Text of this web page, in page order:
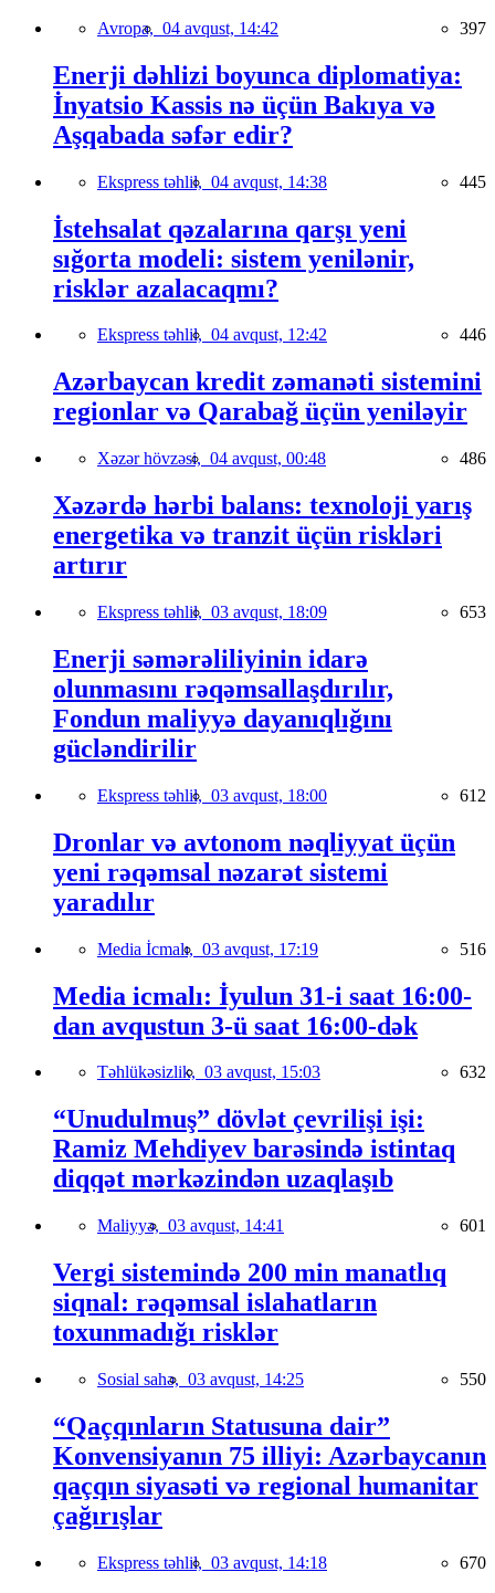
Avropa, 04 avqust, 14:42 397
Enerji dəhlizi boyunca diplomatiya:
İnyatsio Kassis nə üçün Bakıya və
Aşqabada səfər edir?
Ekspress təhlil, 04 avqust, 14:38 445
İstehsalat qəzalarına qarşı yeni
sığorta modeli: sistem yenilənir,
risklər azalacaqmı?
Ekspress təhlil, 04 avqust, 12:42 446
Azərbaycan kredit zəmanəti sistemini
regionlar və Qarabağ üçün yeniləyir
Xəzər hövzəsi, 04 avqust, 00:48 486
Xəzərdə hərbi balans: texnoloji yarış
energetika və tranzit üçün riskləri
artırır
Ekspress təhlil, 03 avqust, 18:09 653
Enerji səmərəliliyinin idarə
olunmasını rəqəmsallaşdırılır,
Fondun maliyyə dayanıqlığını
gücləndirilir
Ekspress təhlil, 03 avqust, 18:00 612
Dronlar və avtonom nəqliyyat üçün
yeni rəqəmsal nəzarət sistemi
yaradılır
Media İcmalı, 03 avqust, 17:19 516
Media icmalı: İyulun 31-i saat 16:00-
dan avqustun 3-ü saat 16:00-dək
Təhlükəsizlik, 03 avqust, 15:03 632
“Unudulmuş” dövlət çevrilişi işi:
Ramiz Mehdiyev barəsində istintaq
diqqət mərkəzindən uzaqlaşıb
Maliyyə, 03 avqust, 14:41 601
Vergi sistemində 200 min manatlıq
siqnal: rəqəmsal islahatların
toxunmadığı risklər
Sosial sahə, 03 avqust, 14:25 550
“Qaçqınların Statusuna dair”
Konvensiyanın 75 illiyi: Azərbaycanın
qaçqın siyasəti və regional humanitar
çağırışlar
Ekspress təhlil, 03 avqust, 14:18 670